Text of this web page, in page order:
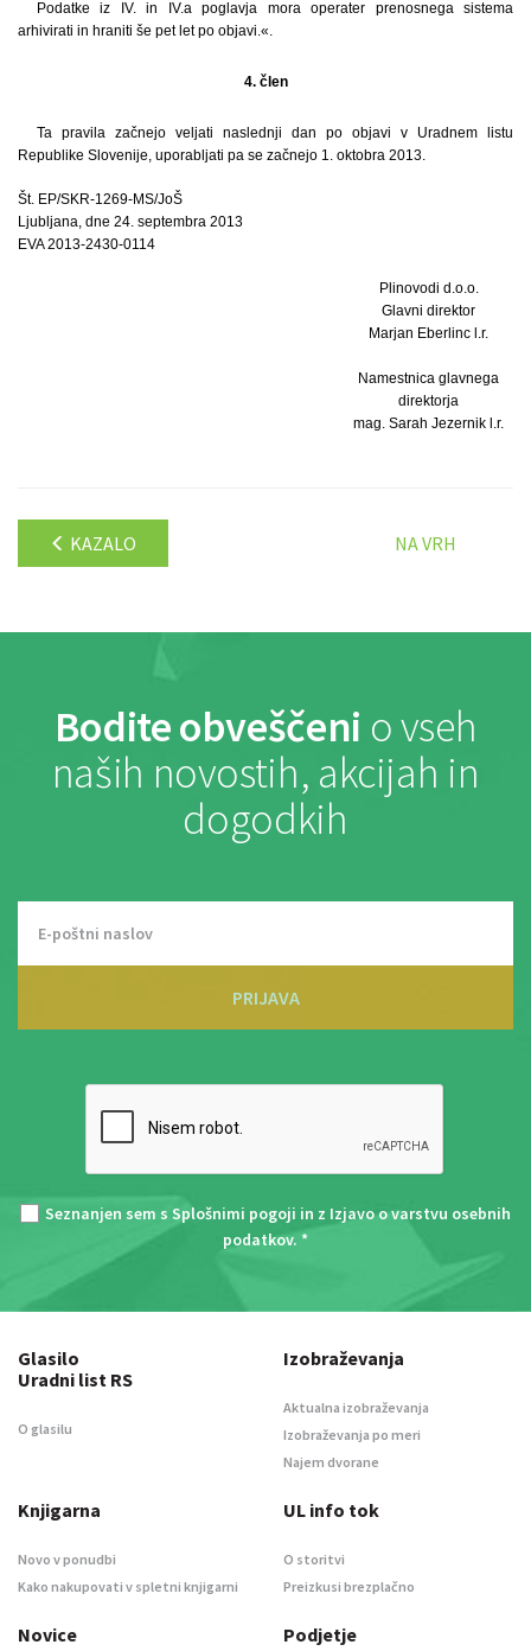
Podatke iz IV. in IV.a poglavja mora operater prenosnega sistema
arhivirati in hraniti še pet let po objavi.«.
4. člen
Ta pravila začnejo veljati naslednji dan po objavi v Uradnem listu
Republike Slovenije, uporabljati pa se začnejo 1. oktobra 2013.
Št. EP/SKR-1269-MS/JoŠ
Ljubljana, dne 24. septembra 2013
EVA 2013-2430-0114
Plinovodi d.o.o.
Glavni direktor
Marjan Eberlinc l.r.
Namestnica glavnega
direktorja
mag. Sarah Jezernik l.r.
KAZALO NA VRH
Bodite obveščeni o vseh
naših novostih, akcijah in
dogodkih
PRIJAVA
Seznanjen sem s Splošnimi pogoji in z Izjavo o varstvu osebnih
podatkov. *
Glasilo
Uradni list RS
O glasilu
Izobraževanja
Aktualna izobraževanja
Izobraževanja po meri
Najem dvorane
Knjigarna
Novo v ponudbi
Kako nakupovati v spletni knjigarni
UL info tok
O storitvi
Preizkusi brezplačno
Novice Podjetje